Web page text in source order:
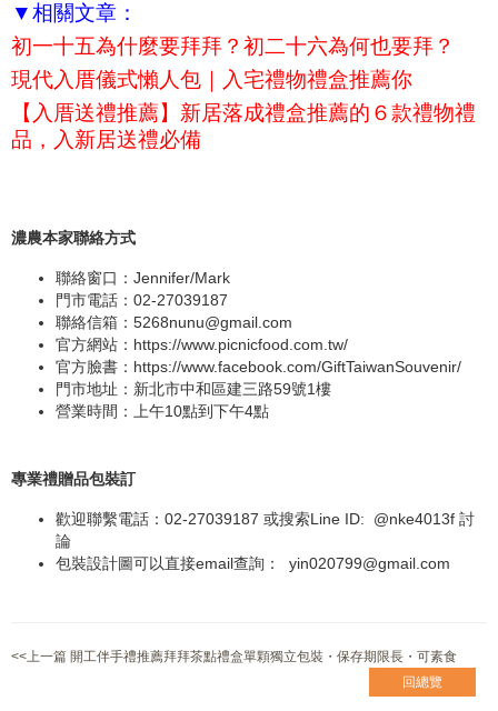
▼相關文章：
初一十五為什麼要拜拜？初二十六為何也要拜？
現代入厝儀式懶人包｜入宅禮物禮盒推薦你
【入厝送禮推薦】新居落成禮盒推薦的６款禮物禮
品，入新居送禮必備
濃農本家聯絡方式
聯絡窗口：Jennifer/Mark
門市電話：02-27039187
聯絡信箱： 5268nunu@gmail.com
官方網站： https://www.picnicfood.com.tw/
官方臉書： https://www.facebook.com/GiftTaiwanSouvenir/
門市地址：新北市中和區建三路59號1樓
營業時間：上午10點到下午4點
專業禮贈品包裝訂
歡迎聯繫電話：02-27039187 或搜索Line ID: @nke4013f 討
論
包裝設計圖可以直接email查詢： yin020799@gmail.com
<<上一篇 開工伴手禮推薦拜拜茶點禮盒單顆獨立包裝・保存期限長・可素食
回總覽